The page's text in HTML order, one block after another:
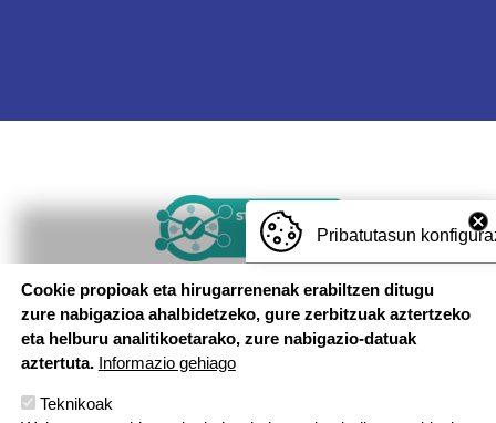
Irudia
Pribatutasun
Cookie propioak eta hirugarrenenak erabiltzen ditugu
zure nabigazioa ahalbidetzeko, gure zerbitzuak aztertzeko
eta helburu analitikoetarako, zure nabigazio-datuak
aztertuta. Informazio gehiago
Teknikoak